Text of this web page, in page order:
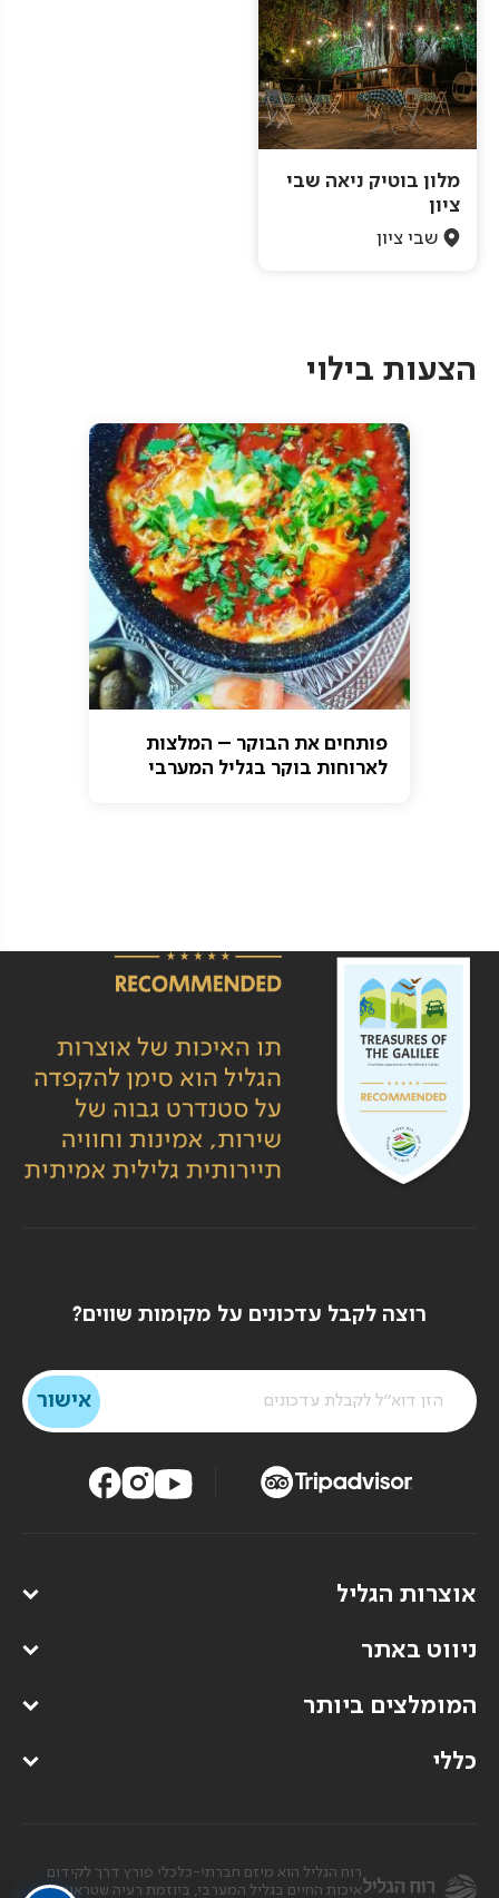
מלון בוטיק ניאה שבי
ציון
שבי ציון
הצעות בילוי
פותחים את הבוקר – המלצות
לארוחות בוקר בגליל המערבי
רוצה לקבל עדכונים על מקומות שווים?
אוצרות הגליל
ניווט באתר
המומלצים ביותר
כללי
רוח הגליל הוא מיזם חברתי-כלכלי פורץ דרך לקידום
איכות החיים בגליל המערבי, ביוזמת רעיה שטראוס